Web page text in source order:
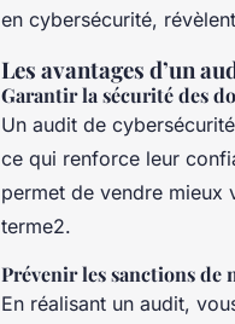
en cybersécurité,
Les avantages d’un
Garantir la sécurité des
Un audit de
ce qui renforce leur
permet de vendre mieux
terme2.
Prévenir les sanctions
En réalisant un audit,